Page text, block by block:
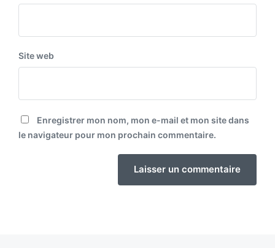
Site web
Enregistrer mon nom, mon e-mail et mon site dans
le navigateur pour mon prochain commentaire.